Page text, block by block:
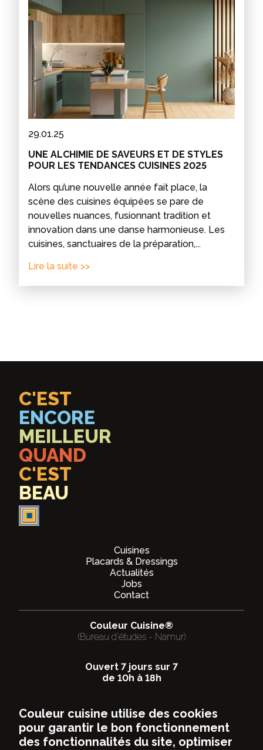
29.01.25
UNE ALCHIMIE DE SAVEURS ET DE STYLES
POUR LES TENDANCES CUISINES 2025
Alors qu’une nouvelle année fait place, la
scène des cuisines équipées se pare de
nouvelles nuances, fusionnant tradition et
innovation dans une danse harmonieuse. Les
cuisines, sanctuaires de la préparation,...
Lire la suite >>
C'EST
ENCORE
MEILLEUR
QUAND
C'EST
BEAU
Cuisines
Placards & Dressings
Actualités
Jobs
Contact
Couleur Cuisine®
(Bureau d'études - Namur)
Ouvert 7 jours sur 7
de 10h à 18h
Rue Riverre 14
5150FLOREFFE (Namur)
081/749700
info@couleurcuisine.be
Couleur cuisine utilise des cookies
pour garantir le bon fonctionnement
des fonctionnalités du site, optimiser